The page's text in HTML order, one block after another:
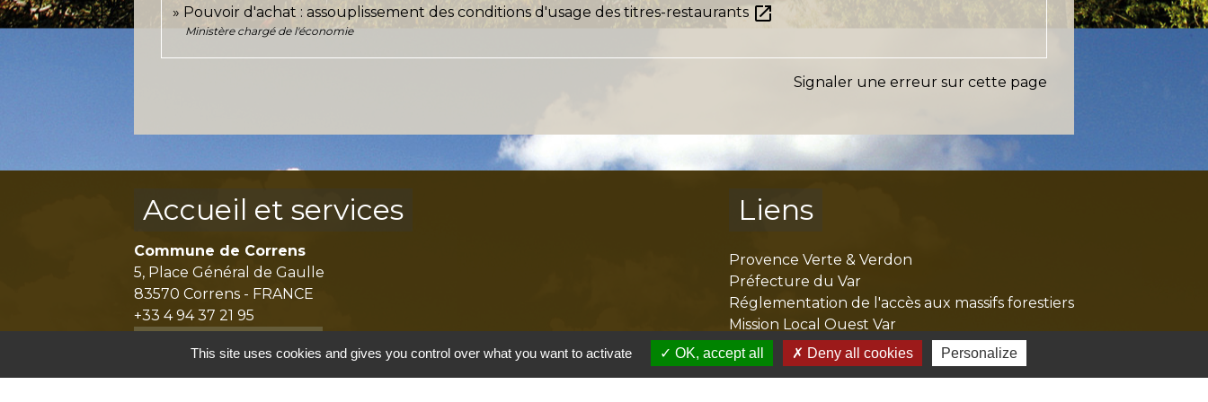
Pouvoir d'achat : assouplissement des conditions d'usage des titres-restaurants open_in_new
Ministère chargé de l'économie
Signaler une erreur sur cette page
Accueil et services
Commune de Correns
5, Place Général de Gaulle
83570 Correns - FRANCE
+33 4 94 37 21 95
Liens
Provence Verte & Verdon
Préfecture du Var
Réglementation de l'accès aux massifs forestiers
Mission Local Ouest Var
Agglomération Provence Verte
This site uses cookies and gives you control over what you want to activate OK, accept all Deny all cookies Personalize